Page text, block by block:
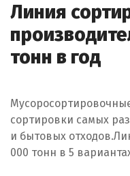
Линия
тонн в год
сортировки самых
и бытовых
000 тонн в 5